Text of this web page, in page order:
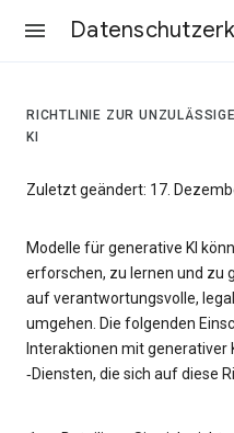
RICHTLINIE ZUR
KI
Zuletzt geändert: 17.
Modelle für generative KI
erforschen, zu lernen und zu
auf verantwortungsvolle,
umgehen. Die folgenden
Interaktionen mit generativer
‑Diensten, die sich auf diese